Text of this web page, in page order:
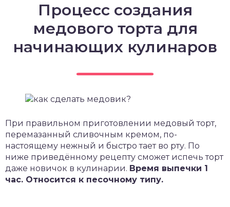
Процесс создания
медового торта для
начинающих кулинаров
При правильном приготовлении медовый торт,
перемазанный сливочным кремом, по-
настоящему нежный и быстро тает во рту. По
ниже приведённому рецепту сможет испечь торт
даже новичок в кулинарии. Время выпечки 1
час. Относится к песочному типу.